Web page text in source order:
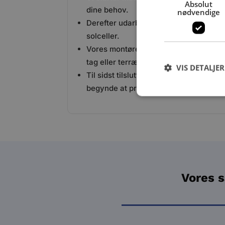
dine behov.
Derefter udarbejder vi et
solceller.
Vores montører sørger for sikker og
tag eller terræn.
Til sidst tilsluttes solcellerne til dit el-
begynde at producere grøn strøm.
Vores
Absolut
nødvendige
VIS DETALJER